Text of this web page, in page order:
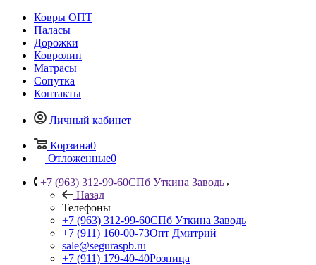
Ковры ОПТ
Паласы
Дорожки
Ковролин
Матрасы
Сопутка
Контакты
Личный кабинет
Корзина0
Отложенные0
+7 (963) 312-99-60СПб Уткина Заводь
Назад
Телефоны
+7 (963) 312-99-60СПб Уткина Заводь
+7 (911) 160-00-73Опт Дмитрий
sale@seguraspb.ru
+7 (911) 179-40-40Розница